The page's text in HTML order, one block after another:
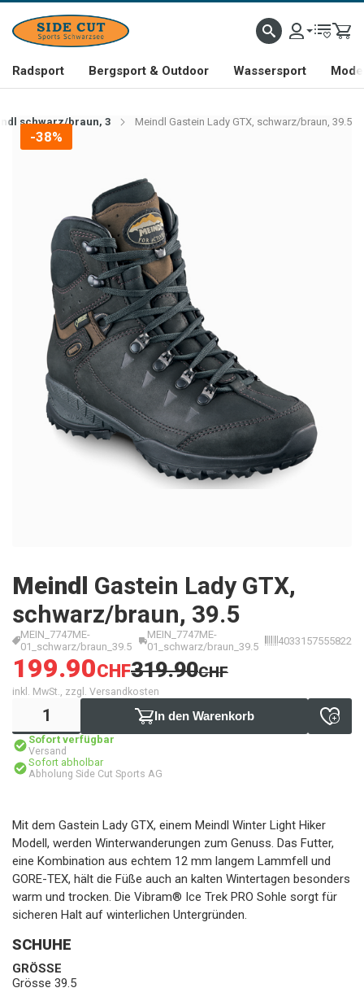
Radsport Bergsport & Outdoor Wassersport
schwarz/braun, 3 Meindl Gastein Lady GTX, schwarz/braun, 39.5
-38%
Meindl Gastein Lady GTX,
schwarz/braun, 39.5
MEIN_7747ME-
01_schwarz/braun_39.5
MEIN_7747ME-
01_schwarz/braun_39.5
4033157555822
199.90CHF319.90CHF
inkl. MwSt., zzgl. Versandkosten
In den Warenkorb
Sofort verfügbar
Versand
Sofort abholbar
Abholung Side Cut Sports AG
Mit dem Gastein Lady GTX, einem Meindl Winter Light Hiker
Modell, werden Winterwanderungen zum Genuss. Das Futter,
eine Kombination aus echtem 12 mm langem Lammfell und
GORE-TEX, hält die Füße auch an kalten Wintertagen besonders
warm und trocken. Die Vibram® Ice Trek PRO Sohle sorgt für
sicheren Halt auf winterlichen Untergründen.
SCHUHE
GRÖSSE
Grösse 39.5